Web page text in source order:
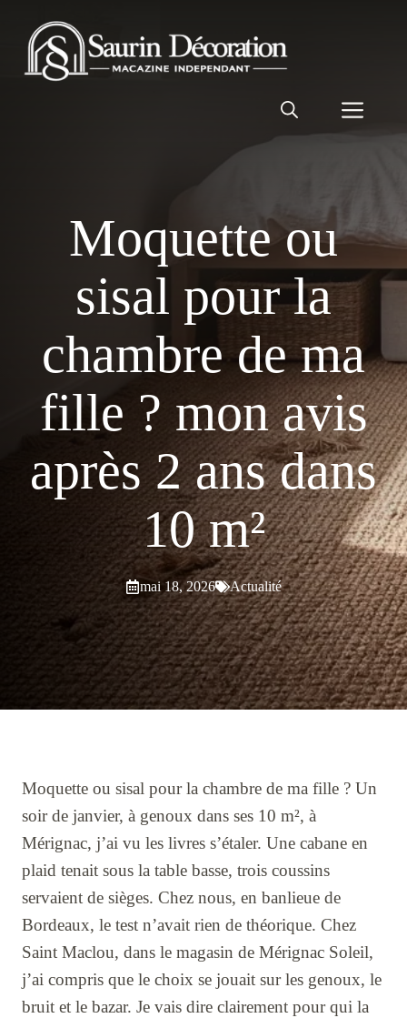
contenu
Moquette ou
sisal pour la
chambre de ma
fille ? mon avis
après 2 ans dans
10 m²
mai 18, 2026 Actualité
Moquette ou sisal pour la chambre de ma fille ? Un
soir de janvier, à genoux dans ses 10 m², à
Mérignac, j’ai vu les livres s’étaler. Une cabane en
plaid tenait sous la table basse, trois coussins
servaient de sièges. Chez nous, en banlieue de
Bordeaux, le test n’avait rien de théorique. Chez
Saint Maclou, dans le magasin de Mérignac Soleil,
j’ai compris que le choix se jouait sur les genoux, le
bruit et le bazar. Je vais dire clairement pour qui la